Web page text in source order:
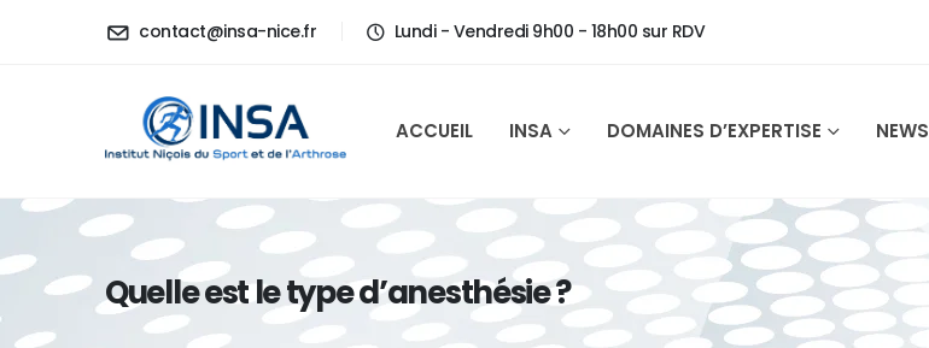
contact@insa-nice.fr Lundi - Vendredi 9h00 - 18h00 sur RDV
ACCUEIL INSA DOMAINES D’EXPERTISE NEWS
Quelle est le type d’anesthésie ?